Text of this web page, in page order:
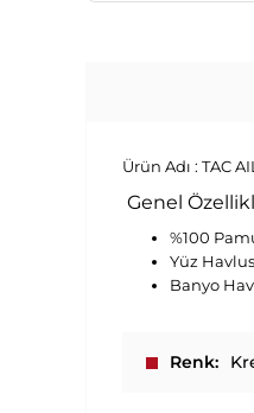
Ürün Adı : TAC
Genel
%100
Yüz
Banyo
Renk